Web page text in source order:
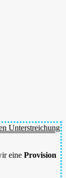
Unterstreichung
eine Provision